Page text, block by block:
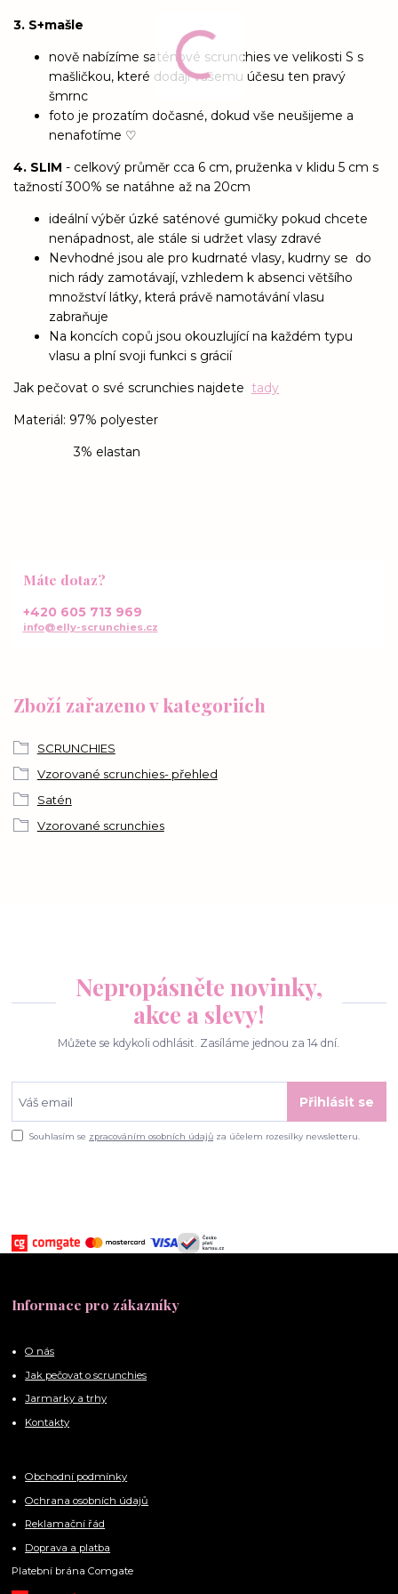
3. S+mašle
nově nabízíme saténové scrunchies ve velikosti S s
mašličkou, které dodají vašemu účesu ten pravý
šmrnc
foto je prozatím dočasné, dokud vše neušijeme a
nenafotíme ♡
4. SLIM - celkový průměr cca 6 cm, pruženka v klidu 5 cm s
tažností 300% se natáhne až na 20cm
ideální výběr úzké saténové gumičky pokud chcete
nenápadnost, ale stále si udržet vlasy zdravé
Nevhodné jsou ale pro kudrnaté vlasy, kudrny se do
nich rády zamotávají, vzhledem k absenci většího
množství látky, která právě namotávání vlasu
zabraňuje
Na koncích copů jsou okouzlující na každém typu
vlasu a plní svoji funkci s grácií
Jak pečovat o své scrunchies najdete tady
Materiál: 97% polyester
3% elastan
Zboží zařazeno v kategoriích
SCRUNCHIES
Vzorované scrunchies- přehled
Satén
Vzorované scrunchies
Máte dotaz?
+420 605 713 969
info@elly-scrunchies.cz
Nepropásněte novinky,
akce a slevy!
Můžete se kdykoli odhlásit. Zasíláme jednou za 14 dní.
Přihlásit se
Souhlasím se zpracováním osobních údajů za účelem rozesílky newsletteru.
Informace pro zákazníky
O nás
Jak pečovat o scrunchies
Jarmarky a trhy
Kontakty
Obchodní podmínky
Ochrana osobních údajů
Reklamační řád
Doprava a platba
Platební brána Comgate